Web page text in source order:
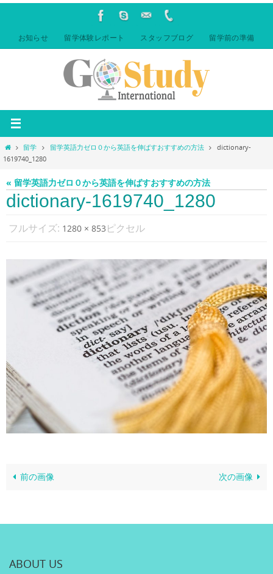
ン
キ
プ
お知らせ 留学体験レポート スタッフブログ 留学前の準備
ホ
ー
留学 留学英語力ゼロ０から英語を伸ばすおすすめの方法
dictionary-
1619740_1280
« 留学英語力ゼロ０から英語を伸ばすおすすめの方法
dictionary-1619740_1280
フルサイズ: 1280 × 853 ピクセル
前の画像 次の画像
ABOUT US